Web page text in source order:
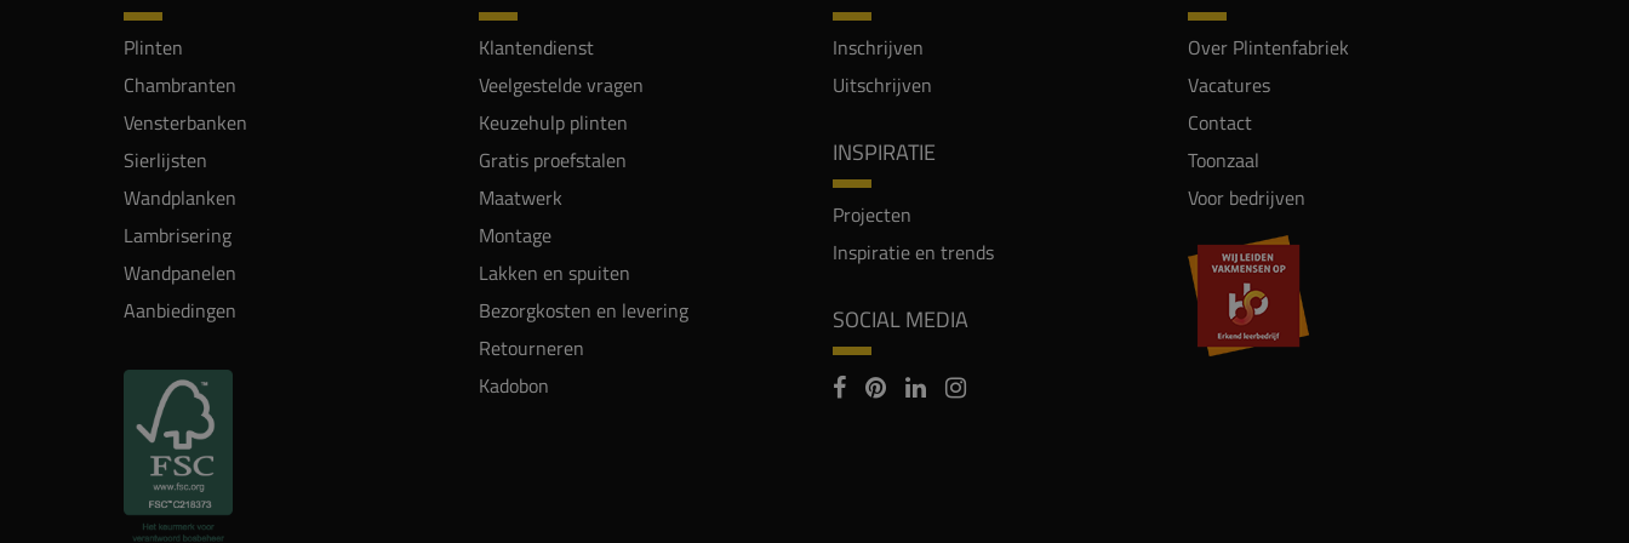
Plinten
Chambranten
Vensterbanken
Sierlijsten
Wandplanken
Lambrisering
Wandpanelen
Aanbiedingen
Klantendienst
Veelgestelde vragen
Keuzehulp plinten
Gratis proefstalen
Maatwerk
Montage
Lakken en spuiten
Bezorgkosten en levering
Retourneren
Kadobon
Inschrijven
Uitschrijven
INSPIRATIE
Projecten
Inspiratie en trends
SOCIAL MEDIA
Over Plintenfabriek
Vacatures
Contact
Toonzaal
Voor bedrijven